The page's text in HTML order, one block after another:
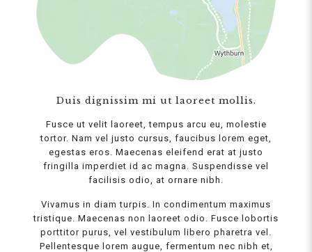
Duis dignissim mi ut laoreet mollis.
Fusce ut velit laoreet, tempus arcu eu, molestie
tortor. Nam vel justo cursus, faucibus lorem eget,
egestas eros. Maecenas eleifend erat at justo
fringilla imperdiet id ac magna. Suspendisse vel
facilisis odio, at ornare nibh.
Vivamus in diam turpis. In condimentum maximus
tristique. Maecenas non laoreet odio. Fusce lobortis
porttitor purus, vel vestibulum libero pharetra vel.
Pellentesque lorem augue, fermentum nec nibh et,